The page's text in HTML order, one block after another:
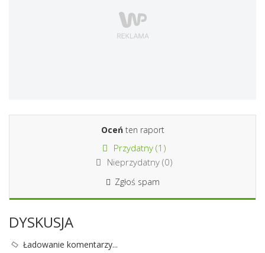
Oceńten raport
Przydatny (1 )
Nieprzydatny (0)
Zgłoś spam
DYSKUSJA
Ładowanie komentarzy...